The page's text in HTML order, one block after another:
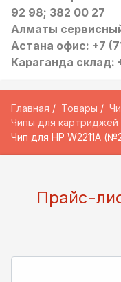
92 98; 382 00 27
Алматы
Астана офис: +7
Караганда склад:
Главная Товары
Чипы для картриджей
Чип для HP W2211A
Прайс-